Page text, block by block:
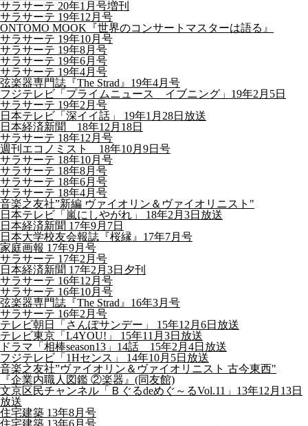
サラサーテ 20年1月号増刊
サラサーテ 19年12月号
ONTOMO MOOK『世界のコンサートマスターは語る』
サラサーテ 19年10月号
サラサーテ 19年8月号
サラサーテ 19年6月号
サラサーテ 19年4月号
弦楽器専門誌『The Strad』19年4月号
フジテレビ「プライムニュース イブニング」19年2月5日
サラサーテ 19年2月号
日本テレビ「深イイ話」 19年1月28日放送
日本経済新聞 18年12月18日
サラサーテ 18年12月号
週刊エコノミスト 18年10月9日号
サラサーテ 18年10月号
サラサーテ 18年8月号
サラサーテ 18年6月号
サラサーテ 18年4月号
音楽之友社”新編 ヴァイオリン＆ヴァイオリニスト"
日本テレビ「嵐にしやがれ」 18年2月3日放送
日本経済新聞 17年9月7日
日本大学校友会報誌『桜縁』17年7月号
家庭画報 17年9月号
サラサーテ 17年2月号
日本経済新聞 17年2月3日夕刊
サラサーテ 16年12月号
サラサーテ 16年10月号
弦楽器専門誌『The Strad』16年3月号
サラサーテ 16年2月号
テレビ朝日「さんぽサンデー」 15年12月6日放送
テレビ東京「L4YOU!」 15年11月3日放送
ドラマ「相棒season13」14話 15年2月4日放送
フジテレビ「1Hセンス」 14年10月5日放送
音楽之友社”ヴァイオリン＆ヴァイオリニスト 古今東西"
『企業内職人図鑑 ②楽器』(同友館)
文京区民チャンネル「Ｂぐるdeめぐ～るVol.11」13年12月13日
放送
住宅建築 13年8月号
住宅建築 13年6月号